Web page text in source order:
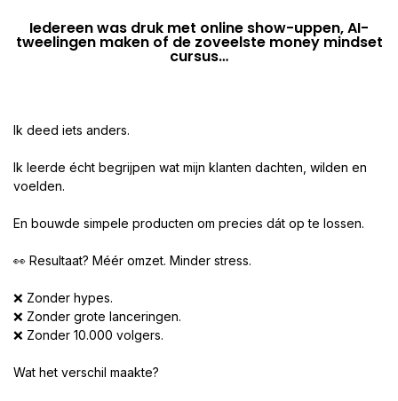
Iedereen was druk met online show-uppen, AI-
tweelingen maken of de zoveelste money mindset
cursus…
Ik deed iets anders.
Ik leerde écht begrijpen wat mijn klanten dachten, wilden en
voelden.
En bouwde simpele producten om precies dát op te lossen.
👀 Resultaat? Méér omzet. Minder stress.
❌ Zonder hypes.
❌ Zonder grote lanceringen.
❌ Zonder 10.000 volgers.
Wat het verschil maakte?